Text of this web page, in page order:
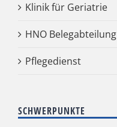
Klinik für Geriatrie
HNO Belegabteilung
Pflegedienst
SCHWERPUNKTE